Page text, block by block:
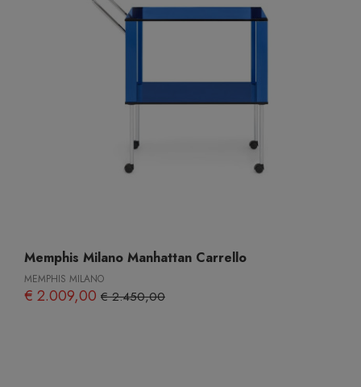
Memphis Milano Manhattan Carrello
MEMPHIS MILANO
€ 2.009,00 € 2.450,00